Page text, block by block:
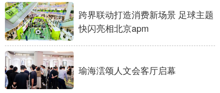
山东
广东 广西 海南
四川 贵州 云南 西藏
陕西 甘肃 青海
新疆
跨界联动打造消费新场景 足球主题
快闪亮相北京apm
瑜海澐颂人文会客厅启幕